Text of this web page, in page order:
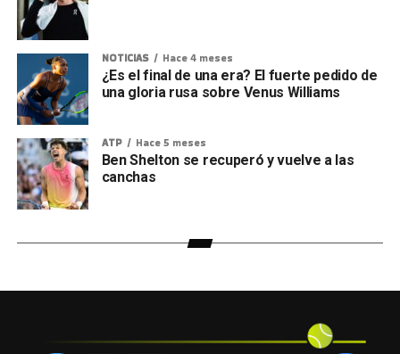
NOTICIAS Hace 4 meses
¿Es el final de una era? El fuerte pedido de
una gloria rusa sobre Venus Williams
ATP Hace 5 meses
Ben Shelton se recuperó y vuelve a las
canchas